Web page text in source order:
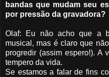
bandas que mudam seu
por pressão da gravadora?
Olaf: Eu não acho que a
musical, mas é claro que
progredir (assim espero!). A
tempero da vida.
Se estamos a falar de fins